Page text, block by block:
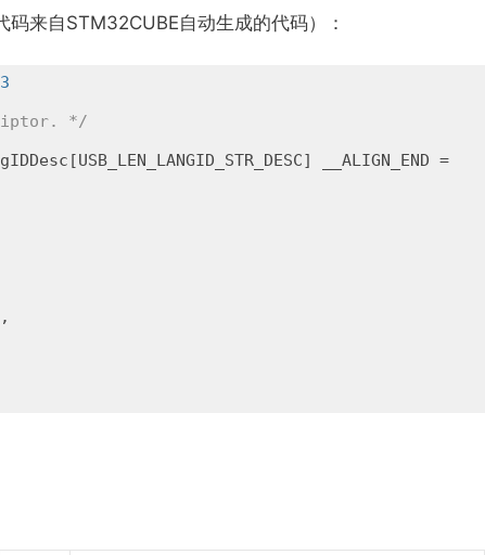
来自STM32CUBE自动生成的代码）：
*/
__ALIGN_END =